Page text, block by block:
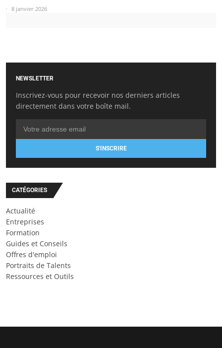
8 janvier 2026
NEWSLETTER
Inscrivez-vous pour recevoir nos derniers articles
directement dans votre boîte mail.
S'INSCRIRE
CATÉGORIES
Actualité
Entreprises
Formation
Guides et Conseils
Offres d'emploi
Portraits de Talents
Ressources et Outils